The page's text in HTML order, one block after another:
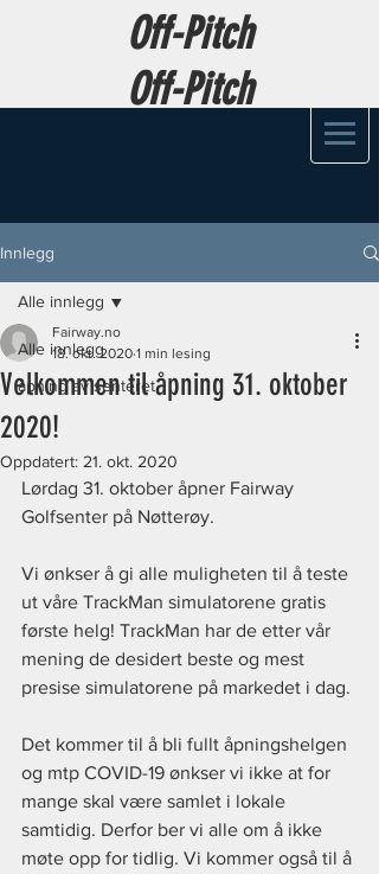
Off-Pitch
Off-Pitch
Innlegg
Alle innlegg
åpning av senteret
Alle innlegg
Velkommen til åpning 31. oktober
2020!
Fairway.no
18. okt. 2020 1 min lesing
Oppdatert: 21. okt. 2020
Lørdag 31. oktober åpner Fairway
Golfsenter på Nøtterøy.
Vi ønkser å gi alle muligheten til å teste
ut våre TrackMan simulatorene gratis
første helg! TrackMan har de etter vår
mening de desidert beste og mest
presise simulatorene på markedet i dag.
Det kommer til å bli fullt åpningshelgen
og mtp COVID-19 ønkser vi ikke at for
mange skal være samlet i lokale
samtidig. Derfor ber vi alle om å ikke
møte opp for tidlig. Vi kommer også til å